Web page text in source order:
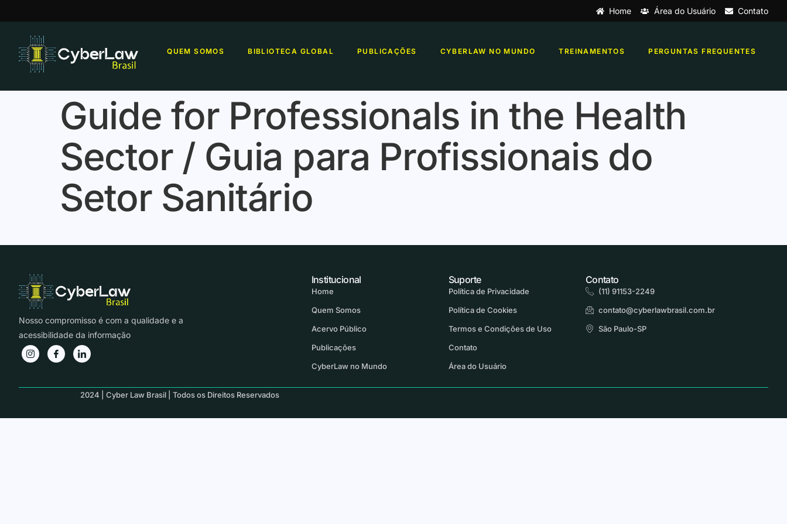
Home Área do Usuário Contato
QUEM SOMOS BIBLIOTECA GLOBAL PUBLICAÇÕES CYBERLAW NO MUNDO TREINAMENTOS PERGUNTAS FREQUENTES
Guide for Professionals in the Health
Sector / Guia para Profissionais do
Setor Sanitário
Nosso compromisso é com a qualidade e a
acessibilidade da informação
Suporte
Política de Privacidade
Política de Cookies
Termos e Condições de Uso
Contato
Área do Usuário
Contato
(11) 91153-2249
contato@cyberlawbrasil.com.br
São Paulo-SP
Institucional
Home
Quem Somos
Acervo Público
Publicações
CyberLaw no Mundo
2024 | Cyber Law Brasil | Todos os Direitos Reservados